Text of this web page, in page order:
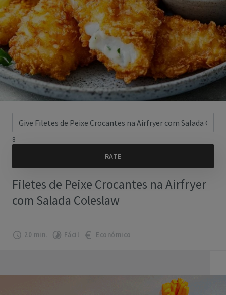
8
Filetes de Peixe Crocantes na Airfryer
com Salada Coleslaw
20 min. Fácil Económico